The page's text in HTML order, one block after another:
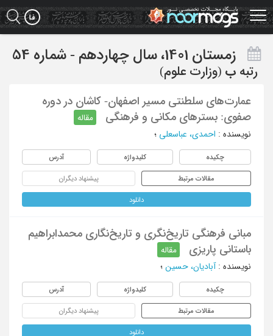
Skip
to
main
زمستان 1401، سال چهاردهم - شماره 54
رتبه ب (وزارت علوم)
عمارت‌های سلطنتی مسیر اصفهان- کاشان در دوره
صفوی: بسترهای مکانی و فرهنگی
مقاله
نویسنده : احمدی، عباسعلی ؛
چکیده کلیدواژه آدرس
مقالات مرتبط پیشنهاد دیگران
دانلود
مبانی فرهنگی تاریخ‌‌نگری و تاریخ‌نگاری محمدابراهیم
باستانی پاریزی
مقاله
نویسنده : آبادیان، حسین ؛
چکیده کلیدواژه آدرس
مقالات مرتبط پیشنهاد دیگران
دانلود